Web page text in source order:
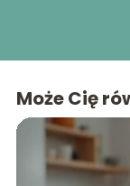
Może Cię